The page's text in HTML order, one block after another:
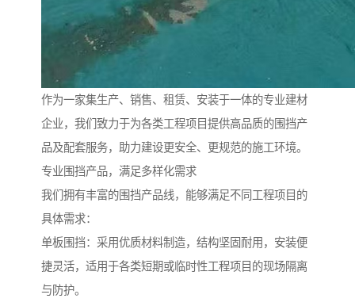
作为一家集生产、销售、租赁、安装于一体的专业建材
企业，我们致力于为各类工程项目提供高品质的围挡产
品及配套服务，助力建设更安全、更规范的施工环境。
专业围挡产品，满足多样化需求
我们拥有丰富的围挡产品线，能够满足不同工程项目的
具体需求：
单板围挡：采用优质材料制造，结构坚固耐用，安装便
捷灵活，适用于各类短期或临时性工程项目的现场隔离
与防护。